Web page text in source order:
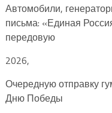
Автомобили,
письма: «Единая
передовую
2026,
Очередную отправку
Дню Победы